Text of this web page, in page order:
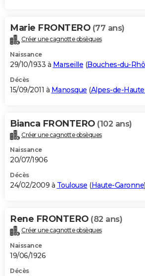
Marie FRONTERO (77 ans)
Créer une cagnotte obsèques
Naissance
29/10/1933 à Marseille (Bouches-du-
Décès
15/09/2011 à Manosque (Alpes-de-
Bianca FRONTERO (102 ans)
Créer une cagnotte obsèques
Naissance
20/07/1906
Décès
24/02/2009 à Toulouse (Haute-Garonne)
Rene FRONTERO (82 ans)
Créer une cagnotte obsèques
Naissance
19/06/1926
Décès